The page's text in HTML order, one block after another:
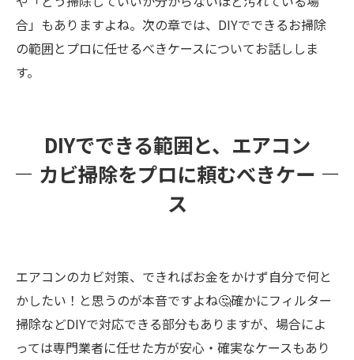
合」もありますよね。次の章では、DIYでできるお掃除
の範囲とプロに任せるべきケースについてお話ししま
す。
DIYでできる範囲と、エアコン
カビ掃除をプロに頼むべきケー
ス
エアコンのカビ対策、できればお金をかけず自分で何と
かしたい！と思うのが本音ですよね🤔確かにフィルター
掃除などDIYで対応できる部分もありますが、場合によ
っては専門業者に任せた方が安心・確実なケースもあり